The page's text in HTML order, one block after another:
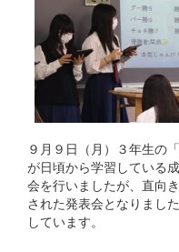
９月９日（月）３年生の
が日頃から学習している
会を行いましたが、直向
された発表会となりまし
しています。